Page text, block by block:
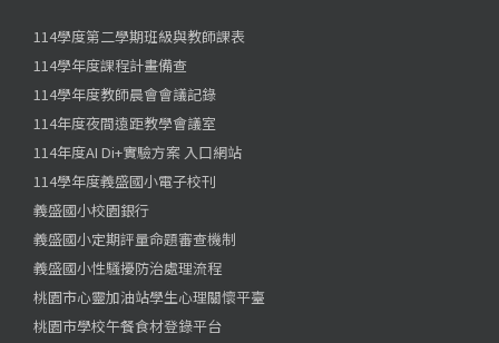
114學度第二學期班級與教師課表
114學年度課程計畫備查
114學年度教師晨會會議記錄
114年度夜間遠距教學會議室
114年度AI Di+實驗方案 入口網站
114學年度義盛國小電子校刊
義盛國小校園銀行
義盛國小定期評量命題審查機制
義盛國小性騷擾防治處理流程
桃園市心靈加油站學生心理關懷平臺
桃園市學校午餐食材登錄平台